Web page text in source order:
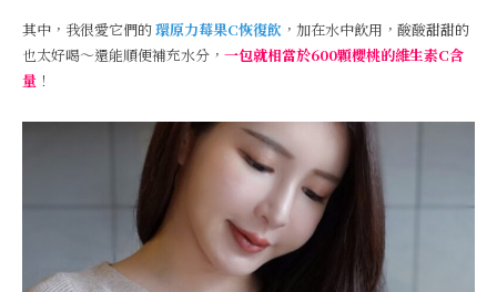
其中，我很愛它們的環原力莓果C恢復飲 ，加在水中飲用，酸酸甜甜的
也太好喝～還能順便補充水分， 一包就相當於600顆櫻桃的維生素C含
量 ！